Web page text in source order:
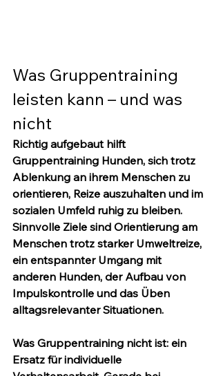
Was Gruppentraining
leisten kann – und was
nicht
Richtig aufgebaut hilft
Gruppentraining Hunden, sich trotz
Ablenkung an ihrem Menschen zu
orientieren, Reize auszuhalten und im
sozialen Umfeld ruhig zu bleiben.
Sinnvolle Ziele sind Orientierung am
Menschen trotz starker Umweltreize,
ein entspannter Umgang mit
anderen Hunden, der Aufbau von
Impulskontrolle und das Üben
alltagsrelevanter Situationen.
Was Gruppentraining nicht ist: ein
Ersatz für individuelle